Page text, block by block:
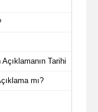
Tarihi
mı?